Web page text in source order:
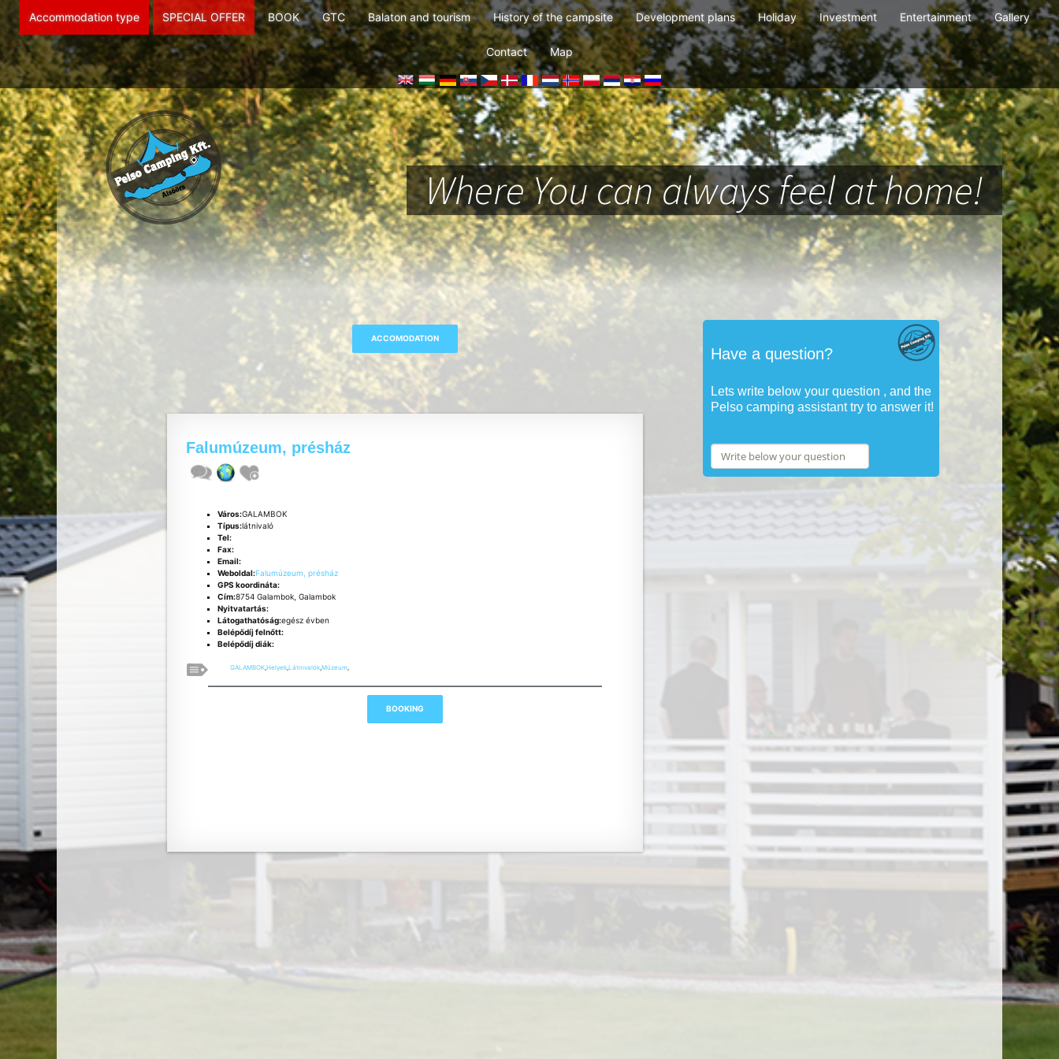
Accommodation type SPECIAL OFFER BOOK GTC Balaton and tourism History of the campsite Development plans Holiday Investment Entertainment Gallery
Contact Map
Where You can always feel at home!
Falumúzeum, présház
Város:GALAMBOK
Típus:látnivaló
Tel:
Fax:
Email:
Weboldal:Falumúzeum, présház
GPS koordináta:
Cím:8754 Galambok, Galambok
Nyitvatartás:
Látogathatóság:egész évben
Belépődíj felnőtt:
Belépődíj diák:
GALAMBOK,Helyek,Látnivalók,Múzeum,
Have a question?
Lets write below your question , and the
Pelso camping assistant try to answer it!